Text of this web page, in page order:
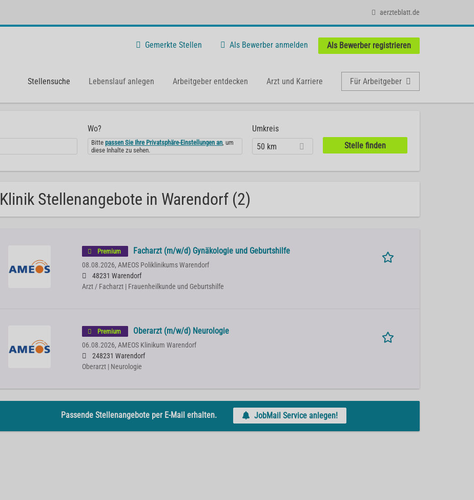
aerzteblatt.de
Gemerkte Stellen Als Bewerber anmelden Als Bewerber registrieren
Stellensuche Lebenslauf anlegen Arbeitgeber entdecken Arzt und Karriere Für Arbeitgeber
Wo?
Bittepassen Sie Ihre Privatsphäre-Einstellungen an, um
diese Inhalte zu sehen.
Umkreis
50 km
Klinik Stellenangebote in Warendorf (2)
Premium Facharzt (m/w/d) Gynäkologie und Geburtshilfe
08.08.2026, AMEOS Poliklinikums Warendorf
48231 Warendorf
Arzt / Facharzt | Frauenheilkunde und Geburtshilfe
Premium Oberarzt (m/w/d) Neurologie
06.08.2026, AMEOS Klinikum Warendorf
248231 Warendorf
Oberarzt | Neurologie
Passende Stellenangebote per E-Mail erhalten. JobMail Service anlegen!